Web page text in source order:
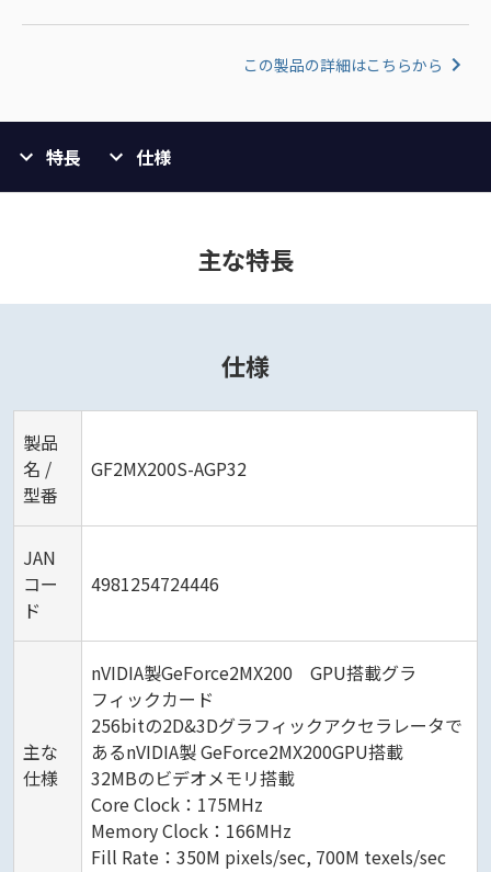
この製品の詳細はこちらから
特長 仕様
主な特長
仕様
製品
名 /
型番
GF2MX200S-AGP32
JAN
コー
ド
4981254724446
主な
仕様
nVIDIA製GeForce2MX200 GPU搭載グラ
フィックカード
256bitの2D&3Dグラフィックアクセラレータで
あるnVIDIA製 GeForce2MX200GPU搭載
32MBのビデオメモリ搭載
Core Clock：175MHz
Memory Clock：166MHz
Fill Rate：350M pixels/sec, 700M texels/sec